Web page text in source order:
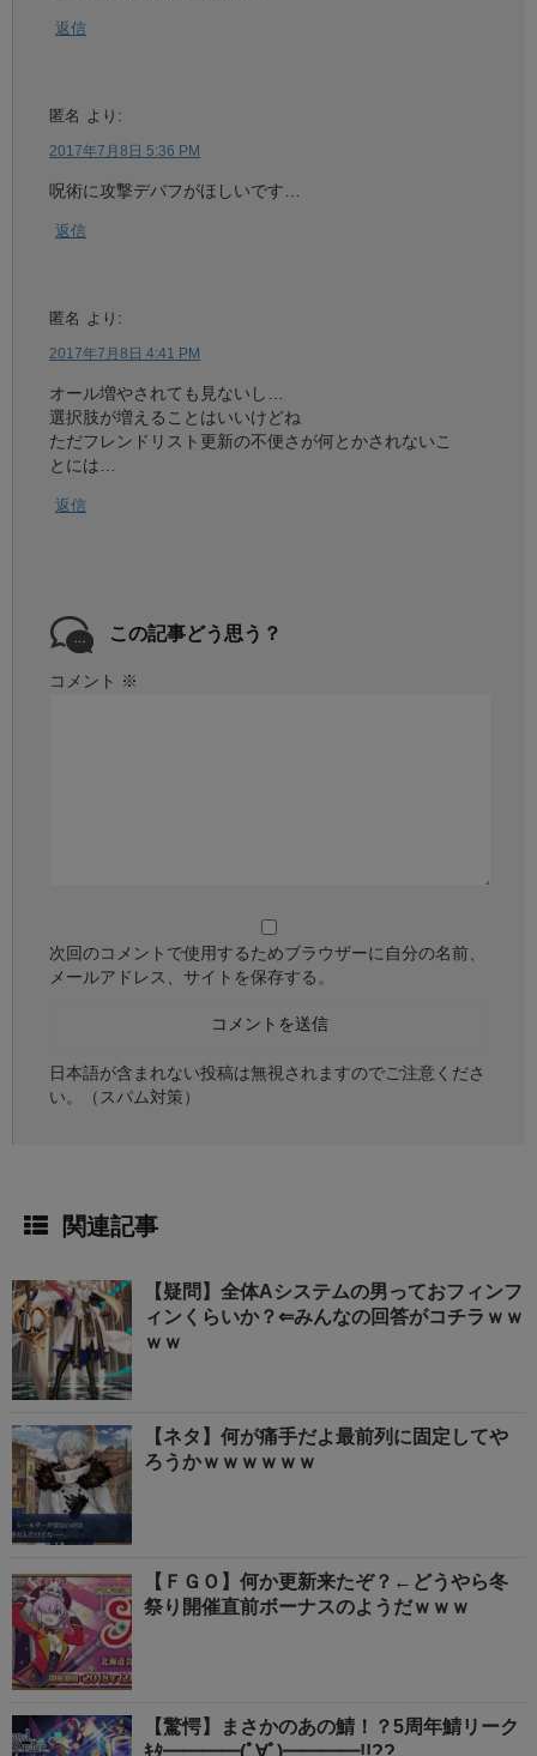
返信
匿名 より:
2017年7月8日 5:36 PM
呪術に攻撃デバフがほしいです…
返信
匿名 より:
2017年7月8日 4:41 PM
オール増やされても見ないし…
選択肢が増えることはいいけどね
ただフレンドリスト更新の不便さが何とかされないこ
とには…
返信
この記事どう思う？
コメント ※
次回のコメントで使用するためブラウザーに自分の名前、
メールアドレス、サイトを保存する。
日本語が含まれない投稿は無視されますのでご注意くださ
い。（スパム対策）
関連記事
【疑問】全体Aシステムの男っておフィンフ
ィンくらいか？⇐みんなの回答がコチラｗｗ
ｗｗ
【ネタ】何が痛手だよ最前列に固定してや
ろうかｗｗｗｗｗｗ
【ＦＧＯ】何か更新来たぞ？←どうやら冬
祭り開催直前ボーナスのようだｗｗｗ
【驚愕】まさかのあの鯖！？5周年鯖リーク